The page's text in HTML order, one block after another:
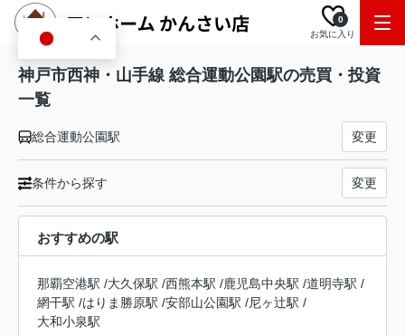
お気に入り
0
神戸市西神・山手線 総合運動公園駅の売買・投資
一覧
総合運動公園駅 変更
条件から探す 変更
おすすめの駅
那覇空港駅 /大久保駅 /西熊本駅 /鹿児島中央駅 /道明寺駅 /
網干駅 /はりま勝原駅 /安部山公園駅 /尼ヶ辻駅 /
大和小泉駅